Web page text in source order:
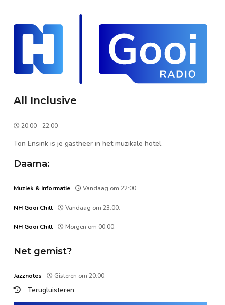
All Inclusive
20:00 - 22:00
Ton Ensink is je gastheer in het muzikale hotel.
Daarna:
Muziek & Informatie Vandaag om 22:00.
NH Gooi Chill Vandaag om 23:00.
NH Gooi Chill Morgen om 00:00.
Net gemist?
Jazznotes Gisteren om 20:00.
Terugluisteren